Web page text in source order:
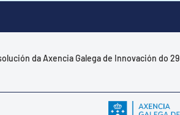
da Axencia Galega de Innovación do